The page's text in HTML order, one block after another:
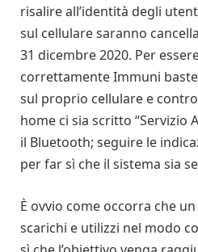
risalire all’identità degli
sul cellulare saranno
31 dicembre 2020. Per
correttamente Immuni
sul proprio cellulare e
home ci sia scritto “Servizio
il Bluetooth; seguire le
per far sì che il sistema sia
È ovvio come occorra che
scarichi e utilizzi nel modo